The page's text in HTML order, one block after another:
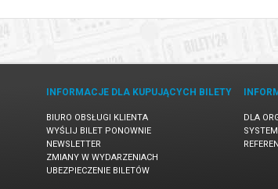
INFORMACJE DLA KUPUJĄCYCH BILETY
BIURO OBSŁUGI KLIENTA
WYŚLIJ BILET PONOWNIE
NEWSLETTER
ZMIANY W WYDARZENIACH
UBEZPIECZENIE BILETÓW
DLA